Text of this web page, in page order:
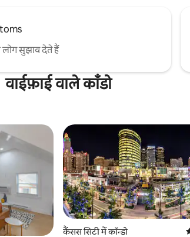
लोग सुझाव देते हैं
वाईफ़ाई वाले काँडो
कैंसस सिटी में कॉन्डो